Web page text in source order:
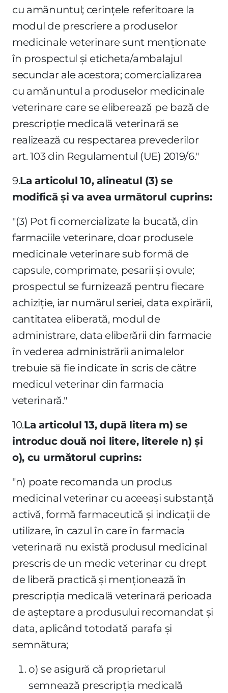
cu amănuntul; cerinţele referitoare la
modul de prescriere a produselor
medicinale veterinare sunt menţionate
în prospectul şi eticheta/ambalajul
secundar ale acestora; comercializarea
cu amănuntul a produselor medicinale
veterinare care se eliberează pe bază de
prescripţie medicală veterinară se
realizează cu respectarea prevederilor
art. 103 din Regulamentul (UE) 2019/6."
9.La articolul 10, alineatul (3) se
modifică şi va avea următorul cuprins:
"(3) Pot fi comercializate la bucată, din
farmaciile veterinare, doar produsele
medicinale veterinare sub formă de
capsule, comprimate, pesarii şi ovule;
prospectul se furnizează pentru fiecare
achiziţie, iar numărul seriei, data expirării,
cantitatea eliberată, modul de
administrare, data eliberării din farmacie
în vederea administrării animalelor
trebuie să fie indicate în scris de către
medicul veterinar din farmacia
veterinară."
10.La articolul 13, după litera m) se
introduc două noi litere, literele n) şi
o), cu următorul cuprins:
"n) poate recomanda un produs
medicinal veterinar cu aceeaşi substanţă
activă, formă farmaceutică şi indicaţii de
utilizare, în cazul în care în farmacia
veterinară nu există produsul medicinal
prescris de un medic veterinar cu drept
de liberă practică şi menţionează în
prescripţia medicală veterinară perioada
de aşteptare a produsului recomandat şi
data, aplicând totodată parafa şi
semnătura;
o) se asigură că proprietarul
semnează prescripţia medicală